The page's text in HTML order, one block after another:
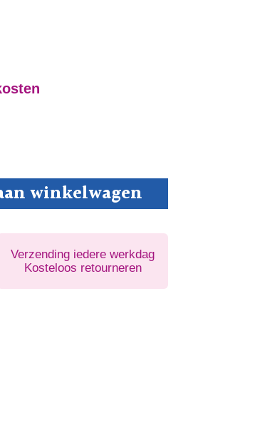
winkelwagen
Verzending iedere werkdag
Kosteloos retourneren